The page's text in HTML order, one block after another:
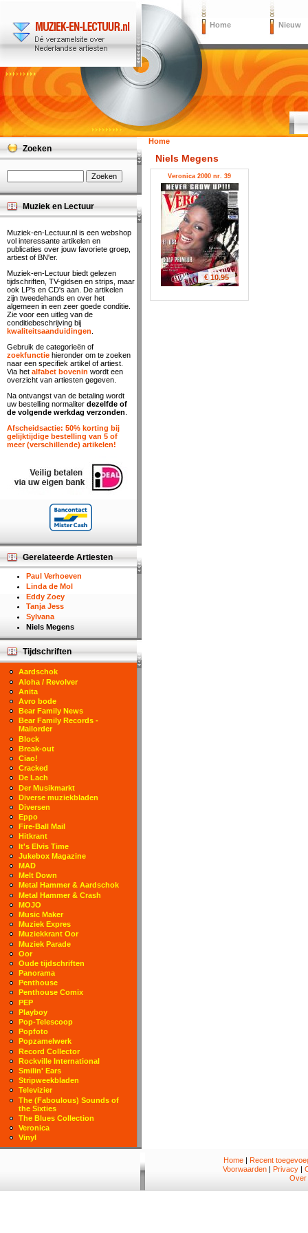
Home Nieuw
Home
Niels Megens
Veronica 2000 nr. 39
€ 10.95
Zoeken
Muziek en Lectuur
Muziek-en-Lectuur.nl is een webshop
vol interessante artikelen en
publicaties over jouw favoriete groep,
artiest of BN'er.
Muziek-en-Lectuur biedt gelezen
tijdschriften, TV-gidsen en strips, maar
ook LP's en CD's aan. De artikelen
zijn tweedehands en over het
algemeen in een zeer goede conditie.
Zie voor een uitleg van de
conditiebeschrijving bij
kwaliteitsaanduidingen
Gebruik de categorieën of
zoekfunctie hieronder om te zoeken
naar een specifiek artikel of artiest.
Via het alfabet bovenin wordt een
overzicht van artiesten gegeven.
Na ontvangst van de betaling wordt
uw bestelling normaliter dezelfde of
de volgende werkdag verzonden
Afscheidsactie: 50% korting bij
gelijktijdige bestelling van 5 of
meer (verschillende) artikelen!
Gerelateerde Artiesten
Paul Verhoeven
Linda de Mol
Eddy Zoey
Tanja Jess
Sylvana
Niels Megens
Tijdschriften
Aardschok
Aloha / Revolver
Anita
Avro bode
Bear Family News
Bear Family Records -
Mailorder
Block
Break-out
Ciao!
Cracked
De Lach
Der Musikmarkt
Diverse muziekbladen
Diversen
Eppo
Fire-Ball Mail
Hitkrant
It's Elvis Time
Jukebox Magazine
MAD
Melt Down
Metal Hammer & Aardschok
Metal Hammer & Crash
MOJO
Music Maker
Muziek Expres
Muziekkrant Oor
Muziek Parade
Oor
Oude tijdschriften
Panorama
Penthouse
Penthouse Comix
PEP
Playboy
Pop-Telescoop
Popfoto
Popzamelwerk
Record Collector
Rockville International
Smilin' Ears
Stripweekbladen
Televizier
The (Faboulous) Sounds of
the Sixties
The Blues Collection
Veronica
Vinyl
Home| Recent
Voorwaarden | Privacy |
Over